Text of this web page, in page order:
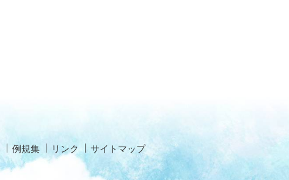
例規集 リンク サイトマップ